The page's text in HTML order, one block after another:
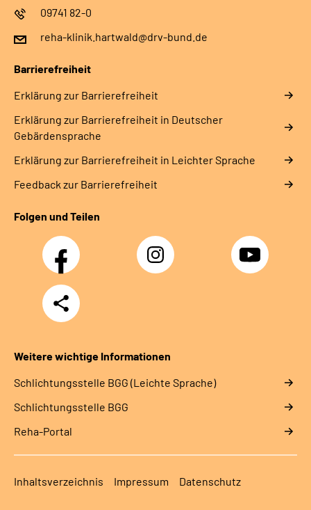
09741 82-0
reha-klinik.hartwald@drv-bund.de
Barrierefreiheit
Erklärung zur Barrierefreiheit
Erklärung zur Barrierefreiheit in Deutscher
Gebärdensprache
Erklärung zur Barrierefreiheit in Leichter Sprache
Feedback zur Barrierefreiheit
Folgen und Teilen
Facebook Instagram YouTube
Teilen
Weitere wichtige Informationen
Schlich­tungs­stel­le BGG (Leichte Sprache)
Schlich­tungs­stel­le BGG
Reha-Portal
Inhaltsverzeichnis Impressum Datenschutz